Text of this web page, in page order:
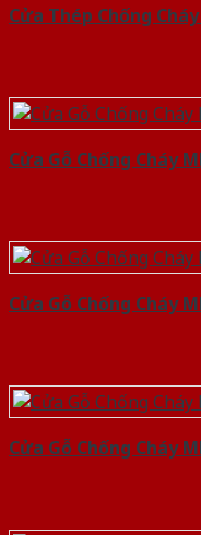
Cửa Thép Chống
Cửa Gỗ Chống Cháy
Cửa Gỗ Chống Cháy
Cửa Gỗ Chống Cháy